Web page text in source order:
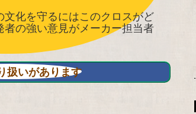
化を守るにはこのクロスがど
者の強い意見がメーカー担当者
扱いがあります